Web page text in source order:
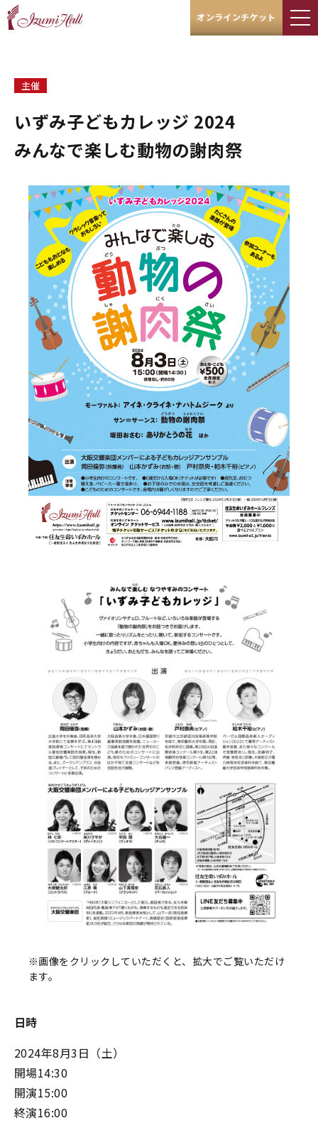
オンラインチケット
主催
いずみ子どもカレッジ 2024
みんなで楽しむ動物の謝肉祭
※画像をクリックしていただくと、拡大でご覧いただけ
ます。
日時
2024年8月3日（土）
開場14:30
開演15:00
終演16:00